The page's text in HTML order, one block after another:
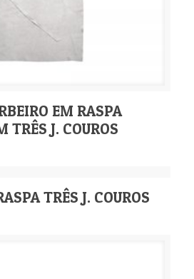
EM RASPA
TRÊS J. COUROS
TRÊS J. COUROS